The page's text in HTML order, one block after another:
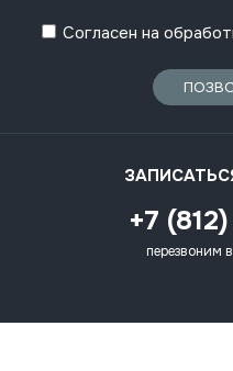
Согласен на
+7
перезвоним